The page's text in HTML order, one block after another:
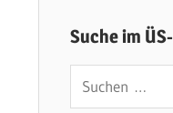
Suche im
Suchen
nach: